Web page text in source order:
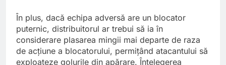
În plus, dacă echipa adversă are un blocator
puternic, distribuitorul ar trebui să ia în
considerare plasarea mingii mai departe de raza
de acțiune a blocatorului, permițând atacantului să
exploateze golurile din apărare. Înțelegerea